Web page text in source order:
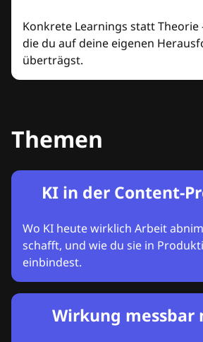
Konkrete Learnings statt Theorie
die du auf deine eigenen
überträgst.
Themen
KI in der Content-
Wo KI heute wirklich Arbeit
schafft, und wie du sie in
einbindest.
Wirkung messbar